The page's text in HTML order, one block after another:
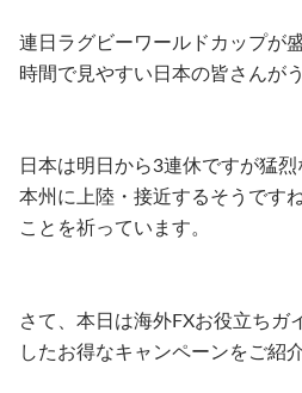
連日ラグビーワールドカップが
時間で見やすい日本の皆さんが
日本は明日から3連休ですが猛
本州に上陸・接近するそうです
ことを祈っています。
さて、本日は海外FXお役立ちガ
したお得なキャンペーンをご紹